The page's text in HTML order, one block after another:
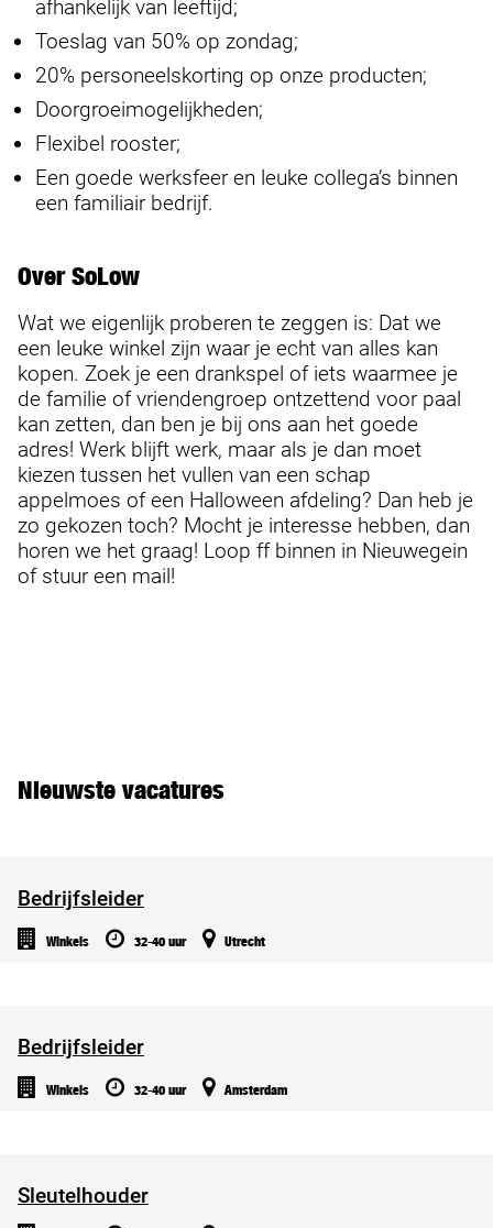
afhankelijk van leeftijd;
Toeslag van 50% op zondag;
20% personeelskorting op onze producten;
Doorgroeimogelijkheden;
Flexibel rooster;
Een goede werksfeer en leuke collega’s binnen
een familiair bedrijf.
Over SoLow
Wat we eigenlijk proberen te zeggen is: Dat we
een leuke winkel zijn waar je echt van alles kan
kopen. Zoek je een drankspel of iets waarmee je
de familie of vriendengroep ontzettend voor paal
kan zetten, dan ben je bij ons aan het goede
adres! Werk blijft werk, maar als je dan moet
kiezen tussen het vullen van een schap
appelmoes of een Halloween afdeling? Dan heb je
zo gekozen toch? Mocht je interesse hebben, dan
horen we het graag! Loop ff binnen in Nieuwegein
of stuur een mail!
Nieuwste vacatures
Bedrijfsleider
Winkels 32-40 uur Utrecht
Bedrijfsleider
Winkels 32-40 uur Amsterdam
Sleutelhouder